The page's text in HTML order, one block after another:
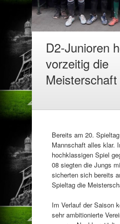
D2-Junioren
vorzeitig die
Meisterschaft
Bereits am 20.
Mannschaft alles klar.
hochklassigen Spiel
08 siegten die Jungs
sicherten sich bereits
Spieltag die
Im Verlauf der Saison
sehr ambitionierte